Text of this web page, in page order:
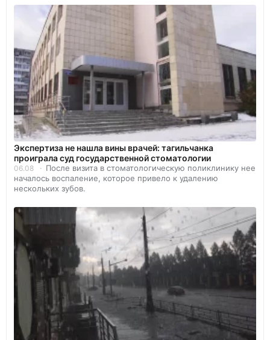
Экспертиза не нашла вины врачей: тагильчанка
проиграла суд государственной стоматологии
06.08
После визита в стоматологическую поликлинику нее
началось воспаление, которое привело к удалению
нескольких зубов.